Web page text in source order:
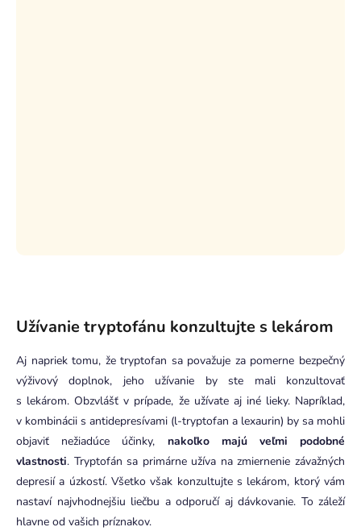
Užívanie tryptofánu konzultujte s lekárom
Aj napriek tomu, že tryptofan sa považuje za pomerne bezpečný
výživový doplnok, jeho užívanie by ste mali konzultovať
s lekárom. Obzvlášť v prípade, že užívate aj iné lieky. Napríklad,
v kombinácii s antidepresívami (l-tryptofan a lexaurin) by sa mohli
objaviť nežiadúce účinky, nakoľko majú veľmi podobné
vlastnosti. Tryptofán sa primárne užíva na zmiernenie závažných
depresií a úzkostí. Všetko však konzultujte s lekárom, ktorý vám
nastaví najvhodnejšiu liečbu a odporučí aj dávkovanie. To záleží
hlavne od vašich príznakov.